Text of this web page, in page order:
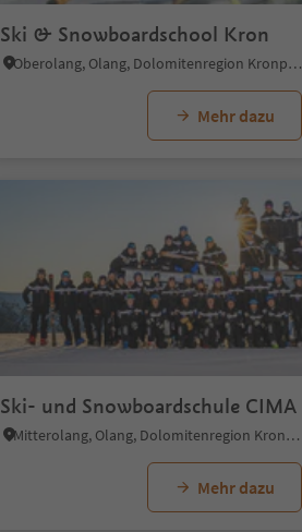
Ski & Snowboardschool Kron
Oberolang, Olang, Dolomitenregion Kronplatz
Mehr dazu
Ski- und Snowboardschule CIMA
Mitterolang, Olang, Dolomitenregion Kronplatz
Mehr dazu